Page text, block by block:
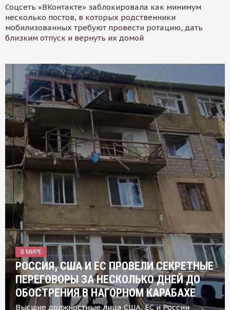
Соцсеть «ВКонтакте» заблокировала как минимум
несколько постов, в которых родственники
мобилизованных требуют провести ротацию, дать
близким отпуск и вернуть их домой
В МИРЕ
РОССИЯ, США И ЕС ПРОВЕЛИ СЕКРЕТНЫЕ
ПЕРЕГОВОРЫ ЗА НЕСКОЛЬКО ДНЕЙ ДО
ОБОСТРЕНИЯ В НАГОРНОМ КАРАБАХЕ
Высшие должностные лица США, ЕС и России